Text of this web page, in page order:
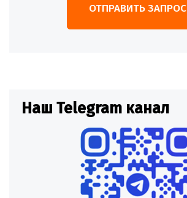
ОТПРАВИТЬ ЗАПРОС
Наш Telegram канал